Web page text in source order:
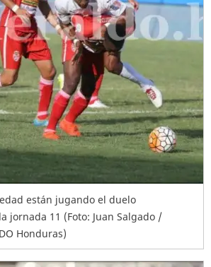
están jugando el duelo
jornada 11 (Foto: Juan Salgado /
Honduras)